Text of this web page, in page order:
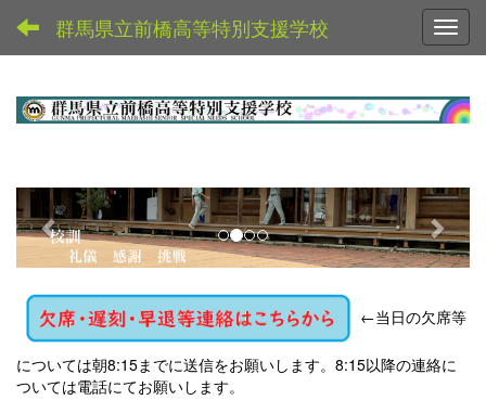
群馬県立前橋高等特別支援学校
p
r
e
v
i
o
u
n
e
x
←当日の欠席等
については朝8:15までに送信をお願いします。8:15以降の連絡に
ついては電話にてお願いします。